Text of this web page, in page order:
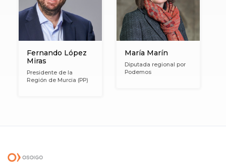
Fernando López
Miras
Presidente de la
Región de Murcia (PP)
María Marín
Diputada regional por
Podemos